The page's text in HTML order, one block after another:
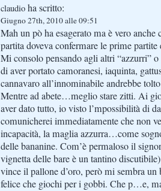
claudio ha scritto:
Giugno 27th, 2010 alle 09:51
Mah un pò ha esagerato ma è vero
partita doveva confermare le prime
Mi consolo pensando agli altri “azzurri”
di aver portato camoranesi, iaquinta,
cannavaro all’innominabile andrebbe
Mentre ad abete…meglio stare zitti. Ai
aver dato tutto, io visto l’mpossibilità di
comunicherei immediatamente che non
incapacità, la maglia azzurra…come
delle bananine. Com’è permaloso il
vignetta delle bare è un tantino
vince il pallone d’oro, però mi sembra un
felice che giochi per i gobbi. Che p…e,